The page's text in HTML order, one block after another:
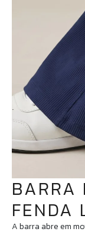
BARRA
FENDA
A barra abre em